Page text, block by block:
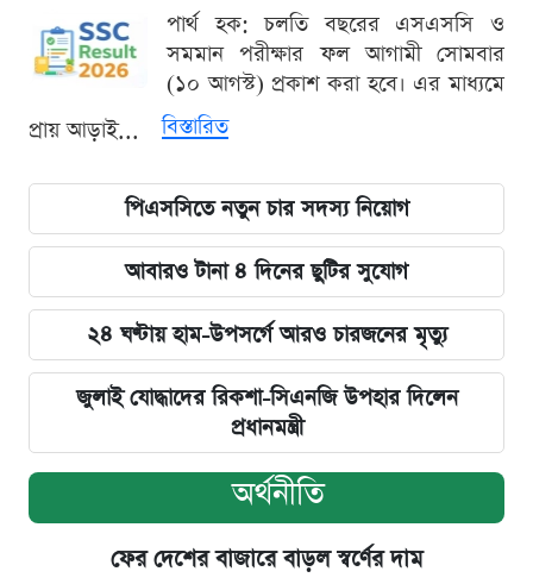
পার্থ হক: চলতি বছরের এসএসসি ও
সমমান পরীক্ষার ফল আগামী সোমবার
(১০ আগস্ট) প্রকাশ করা হবে। এর মাধ্যমে
প্রায় আড়াই...
বিস্তারিত
পিএসসিতে নতুন চার সদস্য নিয়োগ
আবারও টানা ৪ দিনের ছুটির সুযোগ
২৪ ঘণ্টায় হাম-উপসর্গে আরও চারজনের মৃত্যু
জুলাই যোদ্ধাদের রিকশা-সিএনজি উপহার দিলেন
প্রধানমন্ত্রী
অর্থনীতি
ফের দেশের বাজারে বাড়ল স্বর্ণের দাম